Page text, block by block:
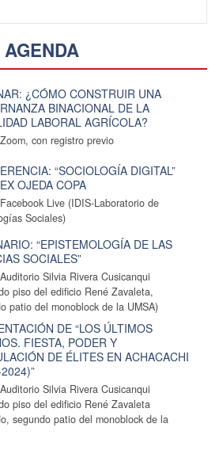
AGENDA
¿CÓMO CONSTRUIR UNA
BINACIONAL DE LA
LABORAL AGRÍCOLA?
con registro previo
“SOCIOLOGÍA DIGITAL”
OJEDA COPA
Live (IDIS-Laboratorio de
Sociales)
“EPISTEMOLOGÍA DE LAS
SOCIALES”
Silvia Rivera Cusicanqui
piso del edificio René Zavaleta,
patio del monoblock de la UMSA)
DE “LOS ÚLTIMOS
FIESTA, PODER Y
DE ÉLITES EN ACHACACHI
Silvia Rivera Cusicanqui
piso del edificio René Zavaleta
segundo patio del monoblock de la